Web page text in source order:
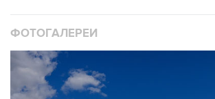
ФОТОГАЛЕРЕИ